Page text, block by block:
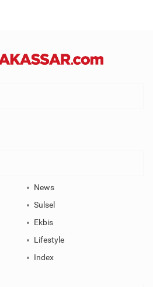
News
Sulsel
Ekbis
Lifestyle
Index